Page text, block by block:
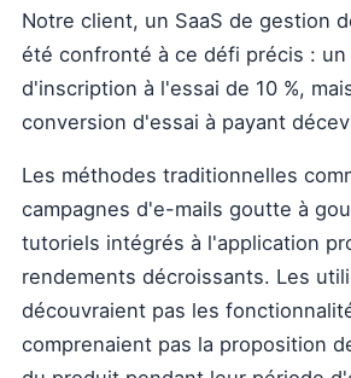
Notre client, un SaaS de gestion
été confronté à ce défi précis : un
d'inscription à l'essai de 10 %,
conversion d'essai à payant
Les méthodes traditionnelles
campagnes d'e-mails goutte à
tutoriels intégrés à l'application
rendements décroissants. Les
découvraient pas les
comprenaient pas la proposition